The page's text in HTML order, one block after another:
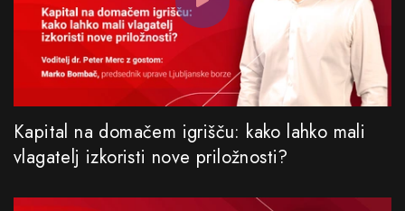
Kapital na domačem igrišču: kako lahko mali
vlagatelj izkoristi nove priložnosti?